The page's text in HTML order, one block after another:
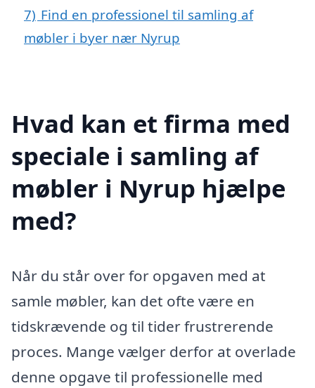
7) Find en professionel til samling af
møbler i byer nær Nyrup
Hvad kan et firma med
speciale i samling af
møbler i Nyrup hjælpe
med?
Når du står over for opgaven med at
samle møbler, kan det ofte være en
tidskrævende og til tider frustrerende
proces. Mange vælger derfor at overlade
denne opgave til professionelle med